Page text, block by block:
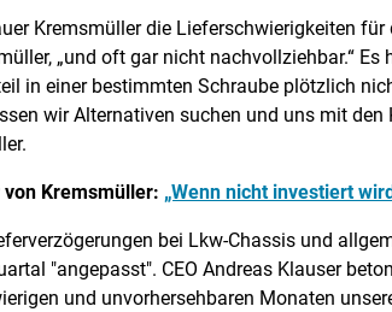
Kremsmüller die Lieferschwierigkeiten
„und oft gar nicht nachvollziehbar.“
in einer bestimmten Schraube plötzlich
wir Alternativen suchen und uns mit
Kremsmüller: „Wenn nicht investiert
bei Lkw-Chassis und
"angepasst". CEO Andreas Klauser
und unvorhersehbaren Monaten